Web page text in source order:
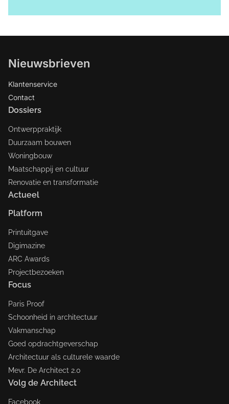
Nieuwsbrieven
Klantenservice
Contact
Dossiers
Ontwerppraktijk
Duurzaam bouwen
Woningbouw
Maatschappij en cultuur
Renovatie en transformatie
Actueel
Platform
Printuitgave
Digimazine
ARC Awards
Projectbezoeken
Focus
Paris Proof
Schoonheid in architectuur
Vakmanschap
Goed opdrachtgeverschap
Architectuur als culturele waarde
Mevr. De Architect 2.0
Volg de Architect
Facebook